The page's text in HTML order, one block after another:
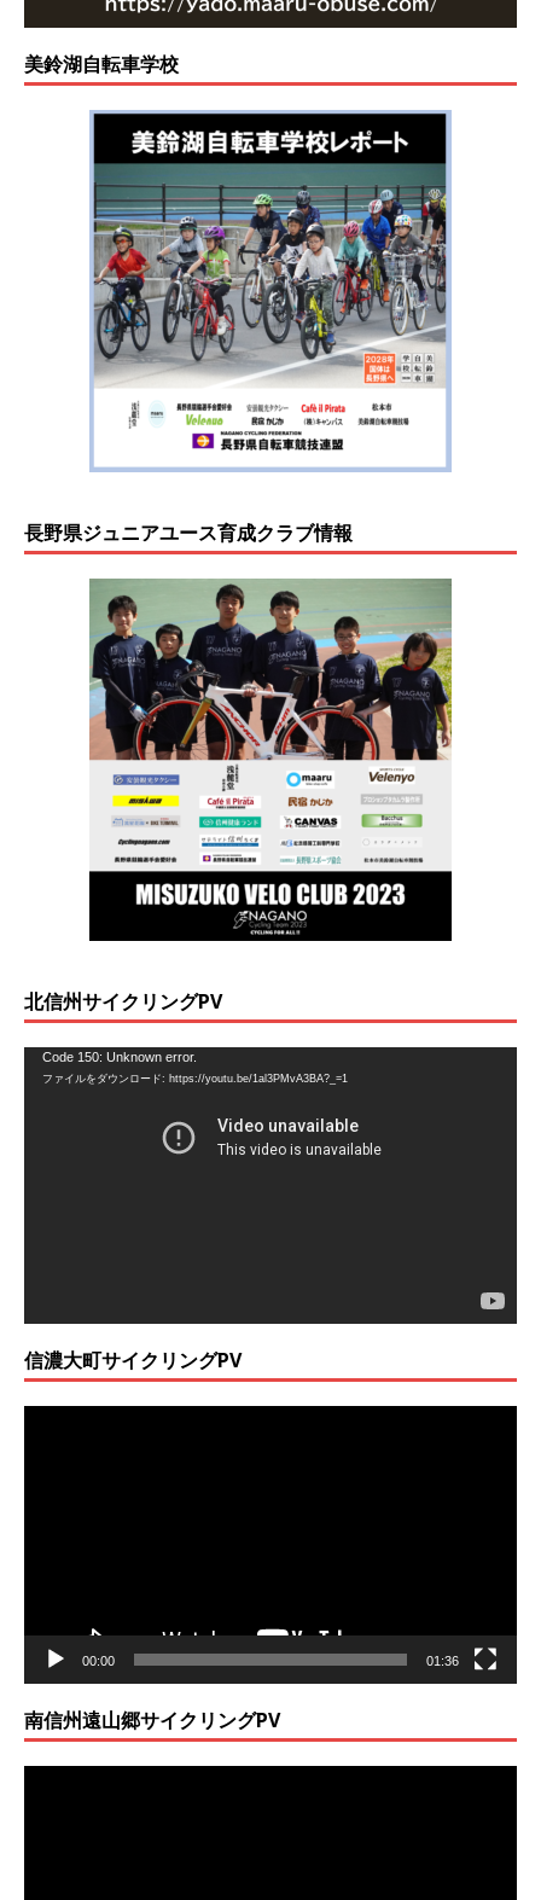
美鈴湖自転車学校
長野県ジュニアユース育成クラブ情報
北信州サイクリングPV
Code 150: Unknown error.
ファイルをダウンロード: https://youtu.be/1al3PMvA3BA?_=1
信濃大町サイクリングPV
00:00 01:36
南信州遠山郷サイクリングPV